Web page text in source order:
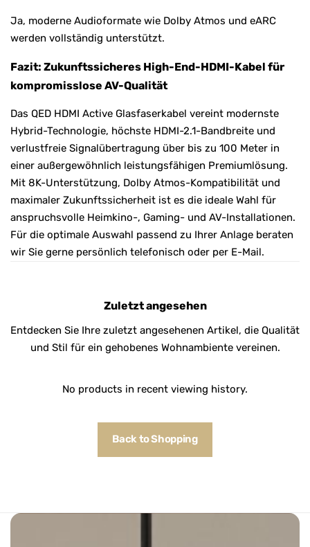
Ja, moderne Audioformate wie Dolby Atmos und eARC
werden vollständig unterstützt.
Fazit: Zukunftssicheres High-End-HDMI-Kabel für
kompromisslose AV-Qualität
Das QED HDMI Active Glasfaserkabel vereint modernste
Hybrid-Technologie, höchste HDMI-2.1-Bandbreite und
verlustfreie Signalübertragung über bis zu 100 Meter in
einer außergewöhnlich leistungsfähigen Premiumlösung.
Mit 8K-Unterstützung, Dolby Atmos-Kompatibilität und
maximaler Zukunftssicherheit ist es die ideale Wahl für
anspruchsvolle Heimkino-, Gaming- und AV-Installationen.
Für die optimale Auswahl passend zu Ihrer Anlage beraten
wir Sie gerne persönlich telefonisch oder per E-Mail.
Zuletzt angesehen
Entdecken Sie Ihre zuletzt angesehenen Artikel, die Qualität
und Stil für ein gehobenes Wohnambiente vereinen.
No products in recent viewing history.
Back to Shopping